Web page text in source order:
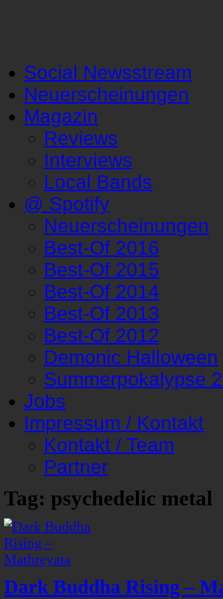
Social Newsstream
Neuerscheinungen
Magazin
Reviews
Interviews
Local Bands
@ Spotify
Neuerscheinungen
Best-Of 2016
Best-Of 2015
Best-Of 2014
Best-Of 2013
Best-Of 2012
Demonic Halloween
Summerpokalypse
Jobs
Impressum / Kontakt
Kontakt / Team
Partner
Tag: psychedelic metal
Dark Buddha Rising –